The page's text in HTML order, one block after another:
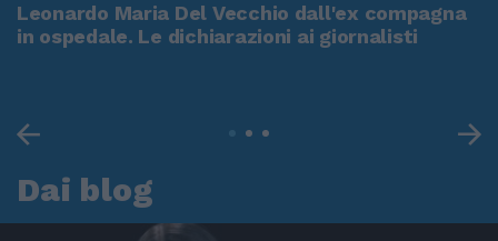
Leonardo Maria Del Vecchio dall'ex compagna
in ospedale. Le dichiarazioni ai giornalisti
Dai blog